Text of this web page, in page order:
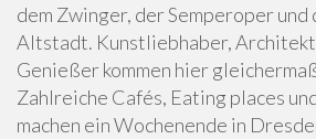
dem Zwinger, der Semperoper
Altstadt. Kunstliebhaber,
Genießer kommen hier
Zahlreiche Cafés, Eating places
machen ein Wochenende in